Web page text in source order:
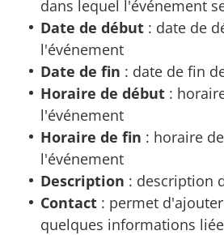
dans lequel l'événement
Date de début : date de
l'événement
Date de fin : date de fin
Horaire de début :
l'événement
Horaire de fin : horaire
l'événement
Description : description
Contact : permet
quelques informations